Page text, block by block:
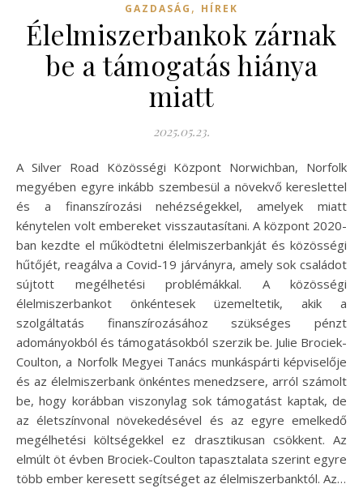
GAZDASÁG , HÍREK
Élelmiszerbankok zárnak
be a támogatás hiánya
miatt
2025.05.23.
A Silver Road Közösségi Központ Norwichban, Norfolk
megyében egyre inkább szembesül a növekvő kereslettel
és a finanszírozási nehézségekkel, amelyek miatt
kénytelen volt embereket visszautasítani. A központ 2020-
ban kezdte el működtetni élelmiszerbankját és közösségi
hűtőjét, reagálva a Covid-19 járványra, amely sok családot
sújtott megélhetési problémákkal. A közösségi
élelmiszerbankot önkéntesek üzemeltetik, akik a
szolgáltatás finanszírozásához szükséges pénzt
adományokból és támogatásokból szerzik be. Julie Brociek-
Coulton, a Norfolk Megyei Tanács munkáspárti képviselője
és az élelmiszerbank önkéntes menedzsere, arról számolt
be, hogy korábban viszonylag sok támogatást kaptak, de
az életszínvonal növekedésével és az egyre emelkedő
megélhetési költségekkel ez drasztikusan csökkent. Az
elmúlt öt évben Brociek-Coulton tapasztalata szerint egyre
több ember keresett segítséget az élelmiszerbanktól. Az…